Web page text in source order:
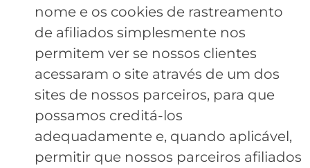
nome e os cookies de rastreamento
de afiliados simplesmente nos
permitem ver se nossos clientes
acessaram o site através de um dos
sites de nossos parceiros, para que
possamos creditá-los
adequadamente e, quando aplicável,
permitir que nossos parceiros afiliados